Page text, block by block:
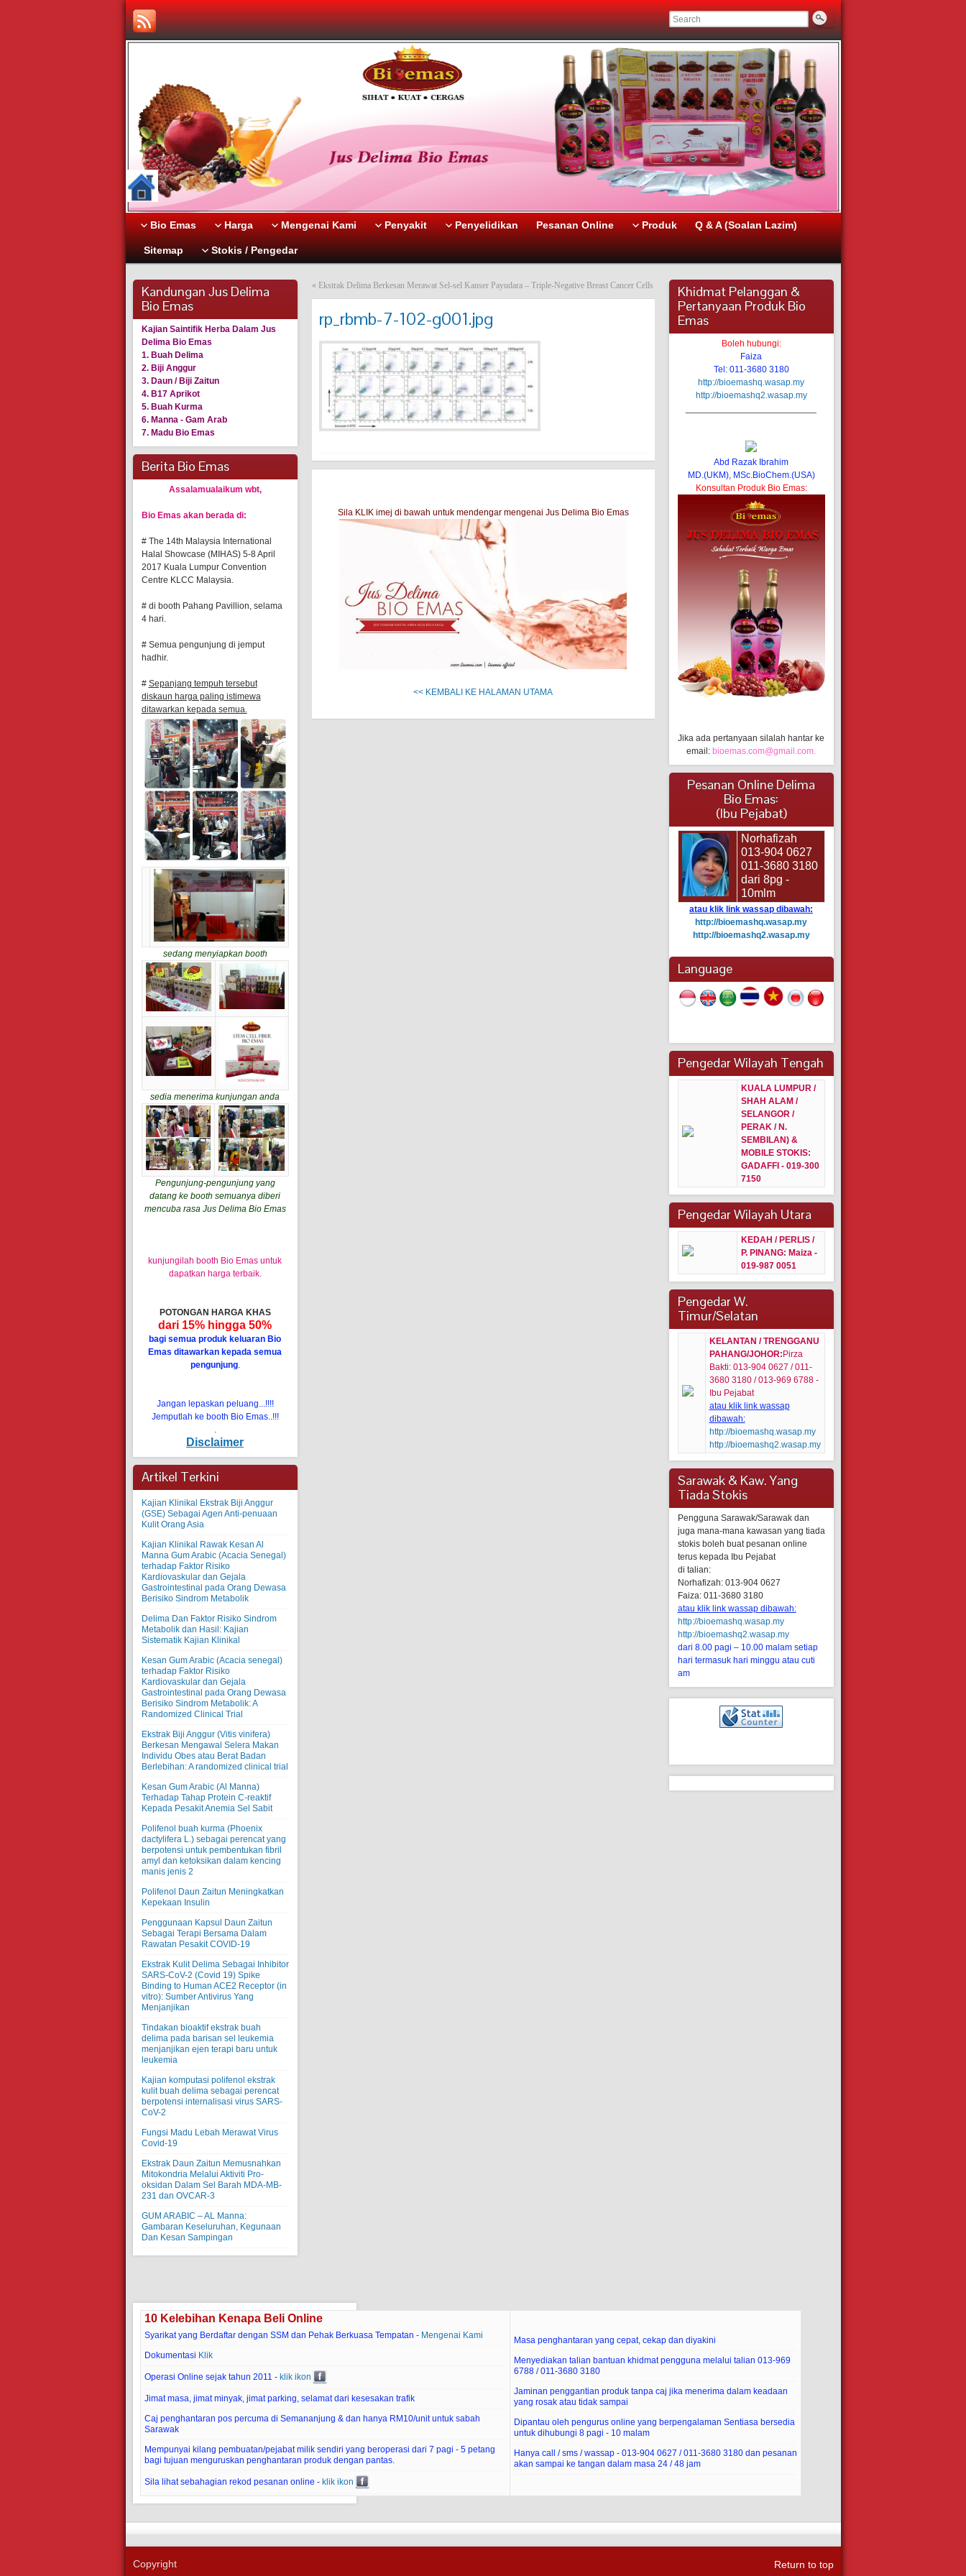
Bio Emas Harga Mengenai Kami Penyakit Penyelidikan Pesanan Online Produk Q & A (Soalan Lazim)
Sitemap Stokis / Pengedar
Kandungan Jus Delima
Bio Emas
Kajian Saintifik Herba Dalam Jus
Delima Bio Emas
1. Buah Delima
2. Biji Anggur
3. Daun / Biji Zaitun
4. B17 Aprikot
5. Buah Kurma
6. Manna - Gam Arab
7. Madu Bio Emas
Berita Bio Emas
Assalamualaikum wbt,
Bio Emas akan berada di:
# The 14th Malaysia International
Halal Showcase (MIHAS) 5-8 April
2017 Kuala Lumpur Convention
Centre KLCC Malaysia.
# di booth Pahang Pavillion, selama
4 hari.
# Semua pengunjung di jemput
hadhir.
# Sepanjang tempuh tersebut
diskaun harga paling istimewa
ditawarkan kepada semua.
sedang menyiapkan booth
sedia menerima kunjungan anda
Pengunjung-pengunjung yang
datang ke booth semuanya diberi
mencuba rasa Jus Delima Bio Emas
kunjungilah booth Bio Emas untuk
dapatkan harga terbaik.
POTONGAN HARGA KHAS
dari 15% hingga 50%
bagi semua produk keluaran Bio
Emas ditawarkan kepada semua
pengunjung.
Jangan lepaskan peluang...!!!!
Jemputlah ke booth Bio Emas..!!!
.
Disclaimer
Artikel Terkini
Kajian Klinikal Ekstrak Biji Anggur
(GSE) Sebagai Agen Anti-penuaan
Kulit Orang Asia
Kajian Klinikal Rawak Kesan Al
Manna Gum Arabic (Acacia Senegal)
terhadap Faktor Risiko
Kardiovaskular dan Gejala
Gastrointestinal pada Orang Dewasa
Berisiko Sindrom Metabolik
Delima Dan Faktor Risiko Sindrom
Metabolik dan Hasil: Kajian
Sistematik Kajian Klinikal
Kesan Gum Arabic (Acacia senegal)
terhadap Faktor Risiko
Kardiovaskular dan Gejala
Gastrointestinal pada Orang Dewasa
Berisiko Sindrom Metabolik: A
Randomized Clinical Trial
Ekstrak Biji Anggur (Vitis vinifera)
Berkesan Mengawal Selera Makan
Individu Obes atau Berat Badan
Berlebihan: A randomized clinical trial
Kesan Gum Arabic (Al Manna)
Terhadap Tahap Protein C-reaktif
Kepada Pesakit Anemia Sel Sabit
Polifenol buah kurma (Phoenix
dactylifera L.) sebagai perencat yang
berpotensi untuk pembentukan fibril
amyl dan ketoksikan dalam kencing
manis jenis 2
Polifenol Daun Zaitun Meningkatkan
Kepekaan Insulin
Penggunaan Kapsul Daun Zaitun
Sebagai Terapi Bersama Dalam
Rawatan Pesakit COVID-19
Ekstrak Kulit Delima Sebagai Inhibitor
SARS-CoV-2 (Covid 19) Spike
Binding to Human ACE2 Receptor (in
vitro): Sumber Antivirus Yang
Menjanjikan
Tindakan bioaktif ekstrak buah
delima pada barisan sel leukemia
menjanjikan ejen terapi baru untuk
leukemia
Kajian komputasi polifenol ekstrak
kulit buah delima sebagai perencat
berpotensi internalisasi virus SARS-
CoV-2
Fungsi Madu Lebah Merawat Virus
Covid-19
Ekstrak Daun Zaitun Memusnahkan
Mitokondria Melalui Aktiviti Pro-
oksidan Dalam Sel Barah MDA-MB-
231 dan OVCAR-3
GUM ARABIC – AL Manna:
Gambaran Keseluruhan, Kegunaan
Dan Kesan Sampingan
« Ekstrak Delima Berkesan Merawat Sel-sel Kanser Payudara – Triple-Negative Breast Cancer Cells
rp_rbmb-7-102-g001.jpg
Sila KLIK imej di bawah untuk mendengar mengenai Jus Delima Bio Emas
<< KEMBALI KE HALAMAN UTAMA
Khidmat Pelanggan &
Pertanyaan Produk Bio
Emas
Boleh hubungi:
Faiza
Tel: 011-3680 3180
http://bioemashq.wasap.my
http://bioemashq2.wasap.my
Abd Razak Ibrahim
MD.(UKM), MSc.BioChem.(USA)
Konsultan Produk Bio Emas:
Jika ada pertanyaan silalah hantar ke
email: bioemas.com@gmail.com.
Pesanan Online Delima
Bio Emas:
(Ibu Pejabat)
Norhafizah
013-904 0627
011-3680 3180
dari 8pg -
10mlm
atau klik link wassap dibawah:
http://bioemashq.wasap.my
http://bioemashq2.wasap.my
Language
Pengedar Wilayah Tengah
KUALA LUMPUR /
SHAH ALAM /
SELANGOR /
PERAK / N.
SEMBILAN) &
MOBILE STOKIS:
GADAFFI - 019-300
7150
Pengedar Wilayah Utara
KEDAH / PERLIS /
P. PINANG: Maiza -
019-987 0051
Pengedar W.
Timur/Selatan
KELANTAN / TRENGGANU
PAHANG/JOHOR: Pirza
Bakti: 013-904 0627 / 011-
3680 3180 / 013-969 6788 -
Ibu Pejabat
atau klik link wassap
dibawah:
http://bioemashq.wasap.my
http://bioemashq2.wasap.my
Sarawak & Kaw. Yang
Tiada Stokis
Pengguna Sarawak/Sarawak dan
juga mana-mana kawasan yang tiada
stokis boleh buat pesanan online
terus kepada Ibu Pejabat
di talian:
Norhafizah: 013-904 0627
Faiza: 011-3680 3180
atau klik link wassap dibawah:
http://bioemashq.wasap.my
http://bioemashq2.wasap.my
dari 8.00 pagi – 10.00 malam setiap
hari termasuk hari minggu atau cuti
am
10 Kelebihan Kenapa Beli Online
Syarikat yang Berdaftar dengan SSM dan Pehak Berkuasa Tempatan - Mengenai Kami
Dokumentasi Klik
Operasi Online sejak tahun 2011 - klik ikon
Jimat masa, jimat minyak, jimat parking, selamat dari kesesakan trafik
Caj penghantaran pos percuma di Semananjung & dan hanya RM10/unit untuk sabah
Sarawak
Mempunyai kilang pembuatan/pejabat milik sendiri yang beroperasi dari 7 pagi - 5 petang
bagi tujuan menguruskan penghantaran produk dengan pantas.
Sila lihat sebahagian rekod pesanan online - klik ikon
Masa penghantaran yang cepat, cekap dan diyakini
Menyediakan talian bantuan khidmat pengguna melalui talian 013-969
6788 / 011-3680 3180
Jaminan penggantian produk tanpa caj jika menerima dalam keadaan
yang rosak atau tidak sampai
Dipantau oleh pengurus online yang berpengalaman Sentiasa bersedia
untuk dihubungi 8 pagi - 10 malam
Hanya call / sms / wassap - 013-904 0627 / 011-3680 3180 dan pesanan
akan sampai ke tangan dalam masa 24 / 48 jam
Copyright Return to top